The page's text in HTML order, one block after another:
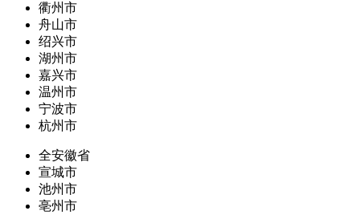
衢州市
舟山市
绍兴市
湖州市
嘉兴市
温州市
宁波市
杭州市
全安徽省
宣城市
池州市
亳州市